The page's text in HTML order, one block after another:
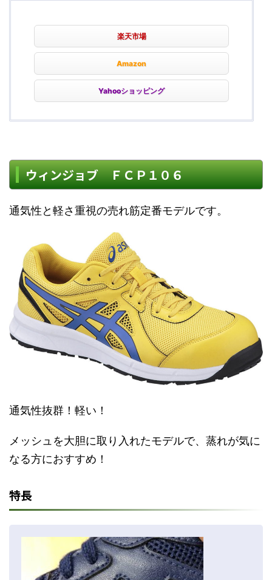
楽天市場
Amazon
Yahooショッピング
ウィンジョブ ＦＣＰ１０６
通気性と軽さ重視の売れ筋定番モデルです。
通気性抜群！軽い！
メッシュを大胆に取り入れたモデルで、蒸れが気に
なる方におすすめ！
特長